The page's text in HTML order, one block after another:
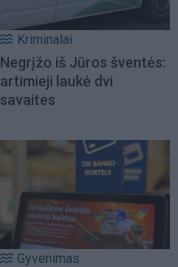
Kriminalai
Negrįžo iš Jūros šventės:
artimieji laukė dvi
savaites
Gyvenimas